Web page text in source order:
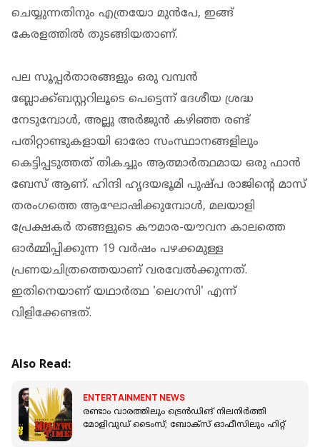
ചെയ്യുന്നതിനും എത്രയോ മുന്‍പേ, ഇങ്ങ്
കേരളത്തില്‍ തുടങ്ങിയതാണ്.
പല സൂപ്പര്‍താരങ്ങളും ഒരു വമ്പന്‍
ബ്ലോക്ക്ബസ്റ്ററിലൂടെ പെട്ടെന്ന് ദേശീയ ശ്രദ്ധ
നേടുമ്പോള്‍, അല്ലു അര്‍ജുന്‍ കഴിഞ്ഞ രണ്ട്
പതിറ്റാണ്ടുകളായി ഓരോ സംസ്ഥാനങ്ങളിലും
കെട്ടിപ്പടുത്തത് തികച്ചും ആത്മാര്‍ത്ഥമായ ഒരു ഫാന്‍
ബേസ് ആണ്. ഹിന്ദി ഹൃദയഭൂമി പുഷ്പ രാജിന്റെ മാസ്
തരംഗത്തെ ആഘോഷിക്കുമ്പോള്‍, മലയാളി
പ്രേക്ഷകര്‍ തങ്ങളുടെ കൗമാര-യൗവന കാലത്തെ
ഓര്‍മ്മിപ്പിക്കുന്ന 19 വര്‍ഷം പഴക്കമുള്ള
പ്രണയചിത്രത്തെയാണ് വരവേല്‍ക്കുന്നത്.
ഇതിനെയാണ് യഥാര്‍ത്ഥ 'ലെഗസി' എന്ന്
വിളിക്കേണ്ടത്.
Also Read:
ENTERTAINMENT NEWS
രണ്ടാം വാരത്തിലും ട്രെന്‍ഡിങ് നിലനിര്‍ത്തി
മോളിവുഡ് ടൈംസ്; ബോക്‌സ് ഓഫീസിലും ഹിറ്റ്